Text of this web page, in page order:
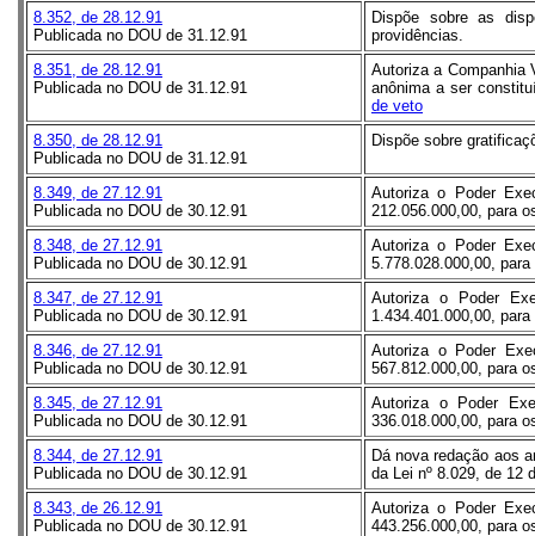
8.352, de 28.12.91
Publicada no DOU de 31.12.91
Dispõe sobre as
providências.
8.351, de 28.12.91
Publicada no DOU de 31.12.91
Autoriza a Companhia
anônima a ser
de veto
8.350, de 28.12.91
Publicada no DOU de 31.12.91
Dispõe sobre
8.349, de 27.12.91
Publicada no DOU de 30.12.91
Autoriza o Poder
212.056.000,00, para
8.348, de 27.12.91
Publicada no DOU de 30.12.91
Autoriza o Poder
5.778.028.000,00,
8.347, de 27.12.91
Publicada no DOU de 30.12.91
Autoriza o Poder
1.434.401.000,00,
8.346, de 27.12.91
Publicada no DOU de 30.12.91
Autoriza o Poder
567.812.000,00, para
8.345, de 27.12.91
Publicada no DOU de 30.12.91
Autoriza o Poder
336.018.000,00, para
8.344, de 27.12.91
Publicada no DOU de 30.12.91
Dá nova redação aos
da Lei nº 8.029, de 12
8.343, de 26.12.91
Publicada no DOU de 30.12.91
Autoriza o Poder
443.256.000,00, para